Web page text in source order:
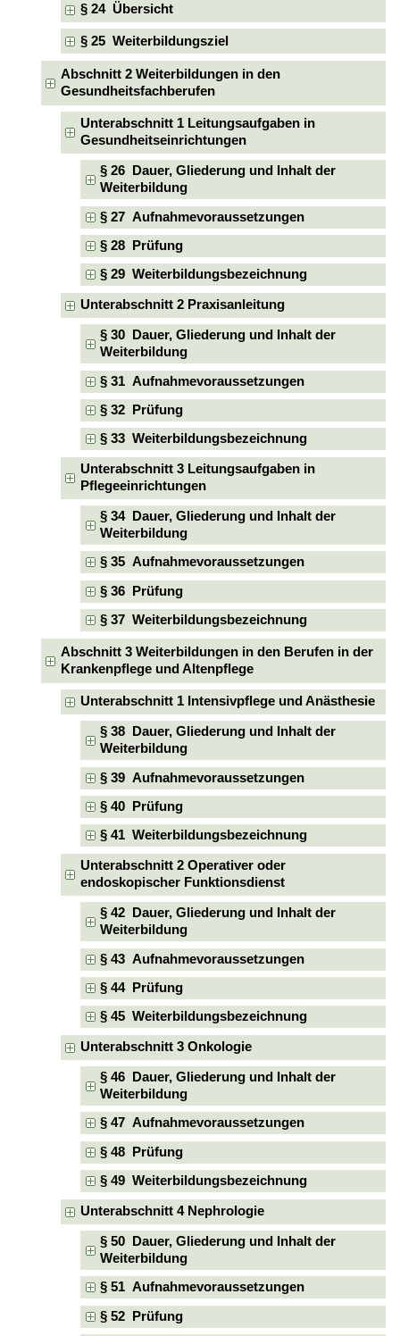
§ 24 Übersicht
§ 25 Weiterbildungsziel
Abschnitt 2 Weiterbildungen in den
Gesundheitsfachberufen
Unterabschnitt 1 Leitungsaufgaben in
Gesundheitseinrichtungen
§ 26 Dauer, Gliederung und Inhalt der
Weiterbildung
§ 27 Aufnahmevoraussetzungen
§ 28 Prüfung
§ 29 Weiterbildungsbezeichnung
Unterabschnitt 2 Praxisanleitung
§ 30 Dauer, Gliederung und Inhalt der
Weiterbildung
§ 31 Aufnahmevoraussetzungen
§ 32 Prüfung
§ 33 Weiterbildungsbezeichnung
Unterabschnitt 3 Leitungsaufgaben in
Pflegeeinrichtungen
§ 34 Dauer, Gliederung und Inhalt der
Weiterbildung
§ 35 Aufnahmevoraussetzungen
§ 36 Prüfung
§ 37 Weiterbildungsbezeichnung
Abschnitt 3 Weiterbildungen in den Berufen in der
Krankenpflege und Altenpflege
Unterabschnitt 1 Intensivpflege und Anästhesie
§ 38 Dauer, Gliederung und Inhalt der
Weiterbildung
§ 39 Aufnahmevoraussetzungen
§ 40 Prüfung
§ 41 Weiterbildungsbezeichnung
Unterabschnitt 2 Operativer oder
endoskopischer Funktionsdienst
§ 42 Dauer, Gliederung und Inhalt der
Weiterbildung
§ 43 Aufnahmevoraussetzungen
§ 44 Prüfung
§ 45 Weiterbildungsbezeichnung
Unterabschnitt 3 Onkologie
§ 46 Dauer, Gliederung und Inhalt der
Weiterbildung
§ 47 Aufnahmevoraussetzungen
§ 48 Prüfung
§ 49 Weiterbildungsbezeichnung
Unterabschnitt 4 Nephrologie
§ 50 Dauer, Gliederung und Inhalt der
Weiterbildung
§ 51 Aufnahmevoraussetzungen
§ 52 Prüfung